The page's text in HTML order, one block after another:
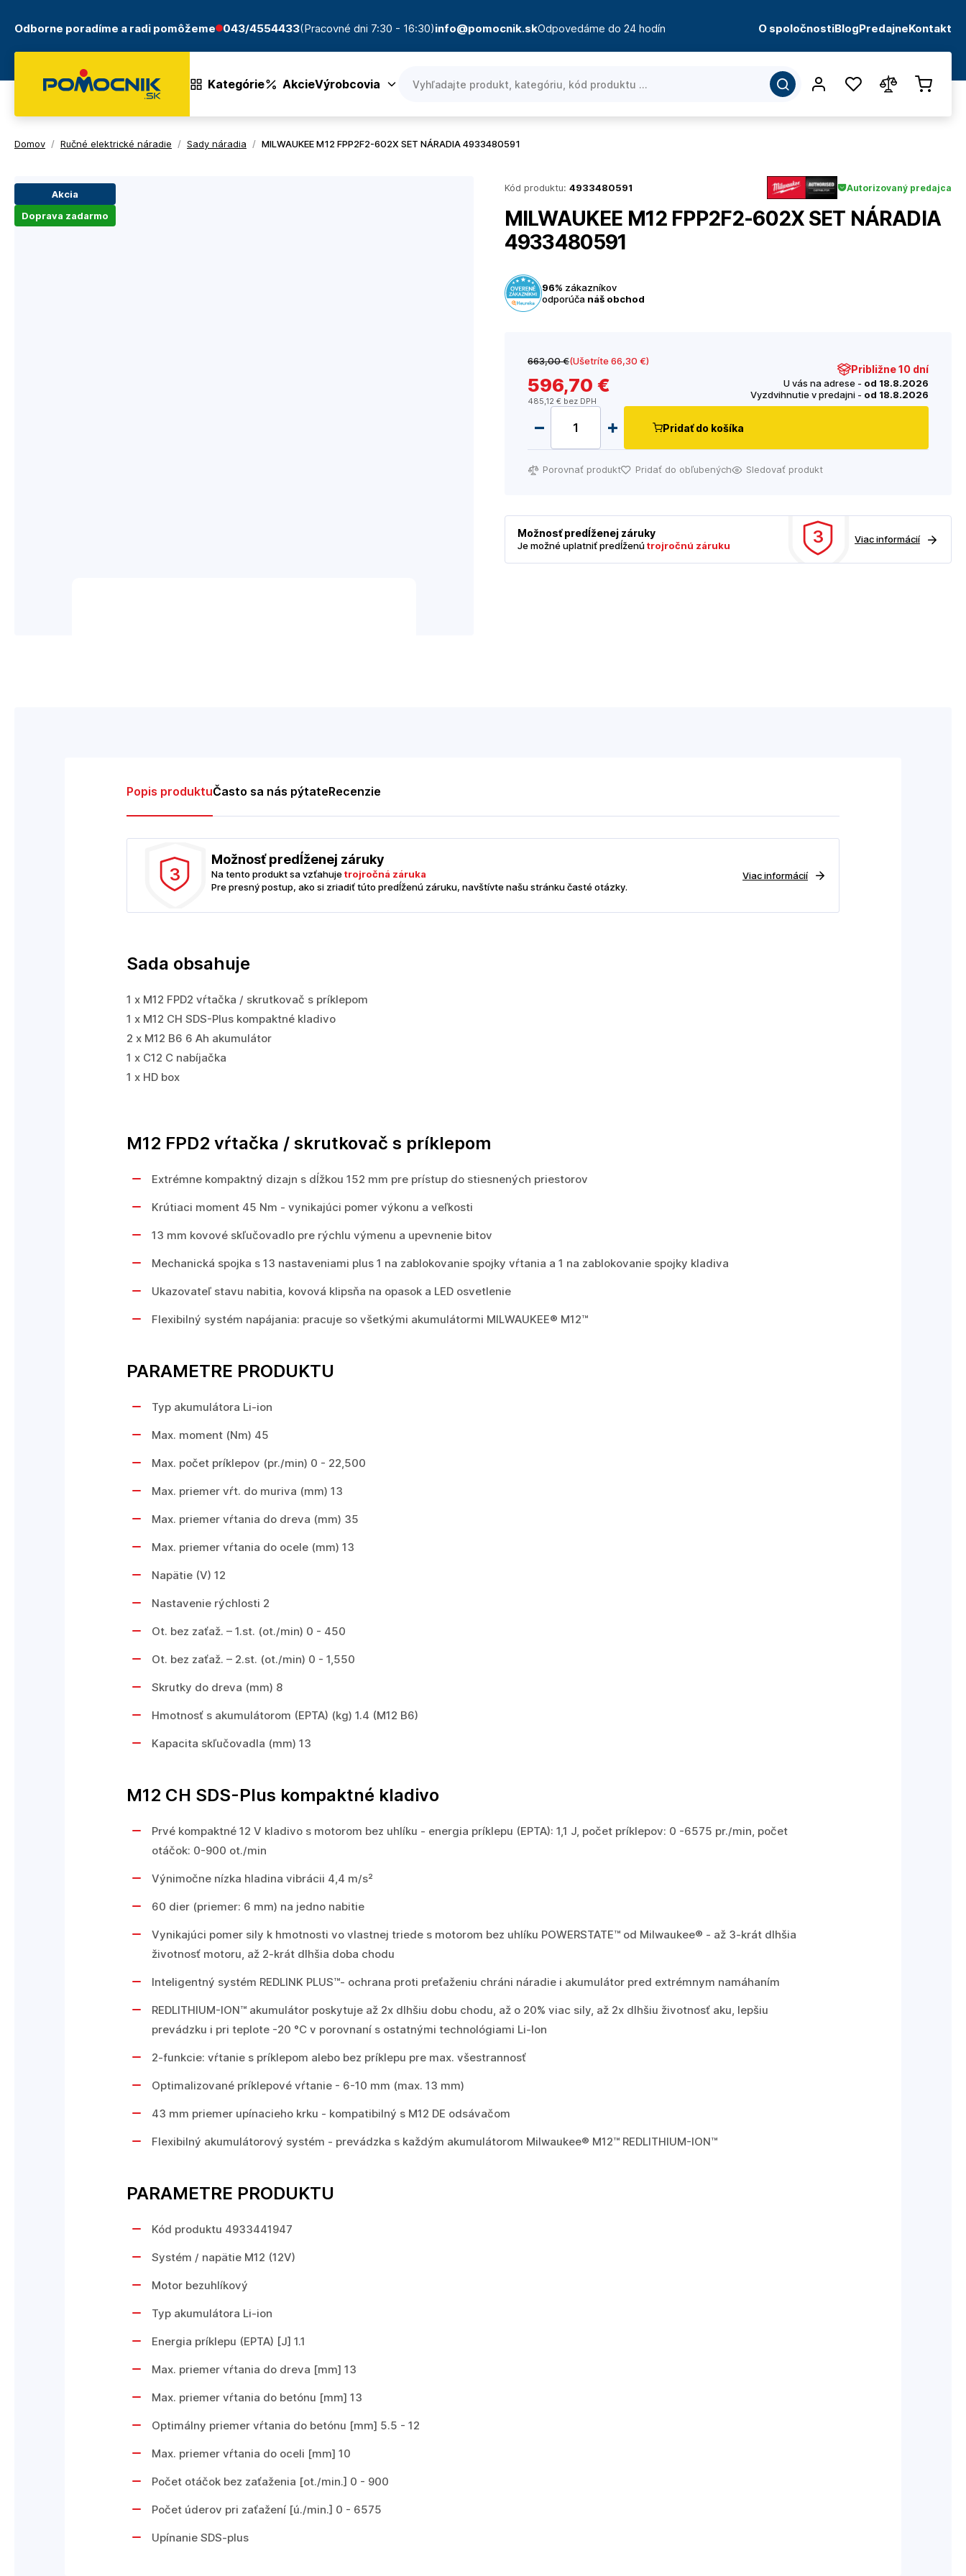
Odborne poradíme a radi pomôžeme 043/4554433(Pracovné dni 7:30 - 16:30)info@pomocnik.skOdpovedáme do 24 hodín O spoločnostiBlogPredajneKontakt
Kategórie AkcieVýrobcovia
Domov / Ručné elektrické náradie / Sady náradia / MILWAUKEE M12 FPP2F2-602X SET NÁRADIA 4933480591
Akcia
Doprava zadarmo
Kód produktu: 4933480591 Autorizovaný predajca
MILWAUKEE M12 FPP2F2-602X SET NÁRADIA
4933480591
96% zákazníkov
odporúča náš obchod
663,00 €(Ušetríte 66,30 €)
596,70 €
485,12 € bez DPH
Približne 10 dní
U vás na adrese - od 18.8.2026
Vyzdvihnutie v predajni - od 18.8.2026
Pridať do košíka
Porovnať produkt Pridať do obľubených Sledovať produkt
Možnosť predĺženej záruky
Je možné uplatniť predĺženútrojročnú záruku 3 Viac informácií
Popis produktuČasto sa nás pýtateRecenzie
3
Možnosť predĺženej záruky
Na tento produkt sa vzťahujetrojročná záruka
Pre presný postup, ako si zriadiť túto predĺženú záruku, navštívte našu stránku časté otázky.
Viac informácií
Sada obsahuje
1 x M12 FPD2 vŕtačka / skrutkovač s príklepom
1 x M12 CH SDS-Plus kompaktné kladivo
2 x M12 B6 6 Ah akumulátor
1 x C12 C nabíjačka
1 x HD box
M12 FPD2 vŕtačka / skrutkovač s príklepom
Extrémne kompaktný dizajn s dĺžkou 152 mm pre prístup do stiesnených priestorov
Krútiaci moment 45 Nm - vynikajúci pomer výkonu a veľkosti
13 mm kovové skľučovadlo pre rýchlu výmenu a upevnenie bitov
Mechanická spojka s 13 nastaveniami plus 1 na zablokovanie spojky vŕtania a 1 na zablokovanie spojky kladiva
Ukazovateľ stavu nabitia, kovová klipsňa na opasok a LED osvetlenie
Flexibilný systém napájania: pracuje so všetkými akumulátormi MILWAUKEE® M12™
PARAMETRE PRODUKTU
Typ akumulátora Li-ion
Max. moment (Nm) 45
Max. počet príklepov (pr./min) 0 - 22,500
Max. priemer vŕt. do muriva (mm) 13
Max. priemer vŕtania do dreva (mm) 35
Max. priemer vŕtania do ocele (mm) 13
Napätie (V) 12
Nastavenie rýchlosti 2
Ot. bez zaťaž. – 1.st. (ot./min) 0 - 450
Ot. bez zaťaž. – 2.st. (ot./min) 0 - 1,550
Skrutky do dreva (mm) 8
Hmotnosť s akumulátorom (EPTA) (kg) 1.4 (M12 B6)
Kapacita skľučovadla (mm) 13
M12 CH SDS-Plus kompaktné kladivo
Prvé kompaktné 12 V kladivo s motorom bez uhlíku - energia príklepu (EPTA): 1,1 J, počet príklepov: 0 -6575 pr./min, počet
otáčok: 0-900 ot./min
Výnimočne nízka hladina vibrácii 4,4 m/s²
60 dier (priemer: 6 mm) na jedno nabitie
Vynikajúci pomer sily k hmotnosti vo vlastnej triede s motorom bez uhlíku POWERSTATE™ od Milwaukee® - až 3-krát dlhšia
životnosť motoru, až 2-krát dlhšia doba chodu
Inteligentný systém REDLINK PLUS™- ochrana proti preťaženiu chráni náradie i akumulátor pred extrémnym namáhaním
REDLITHIUM-ION™ akumulátor poskytuje až 2x dlhšiu dobu chodu, až o 20% viac sily, až 2x dlhšiu životnosť aku, lepšiu
prevádzku i pri teplote -20 °C v porovnaní s ostatnými technológiami Li-Ion
2-funkcie: vŕtanie s príklepom alebo bez príklepu pre max. všestrannosť
Optimalizované príklepové vŕtanie - 6-10 mm (max. 13 mm)
43 mm priemer upínacieho krku - kompatibilný s M12 DE odsávačom
Flexibilný akumulátorový systém - prevádzka s každým akumulátorom Milwaukee® M12™ REDLITHIUM-ION™
PARAMETRE PRODUKTU
Kód produktu 4933441947
Systém / napätie M12 (12V)
Motor bezuhlíkový
Typ akumulátora Li-ion
Energia príklepu (EPTA) [J] 1.1
Max. priemer vŕtania do dreva [mm] 13
Max. priemer vŕtania do betónu [mm] 13
Optimálny priemer vŕtania do betónu [mm] 5.5 - 12
Max. priemer vŕtania do oceli [mm] 10
Počet otáčok bez zaťaženia [ot./min.] 0 - 900
Počet úderov pri zaťažení [ú./min.] 0 - 6575
Upínanie SDS-plus